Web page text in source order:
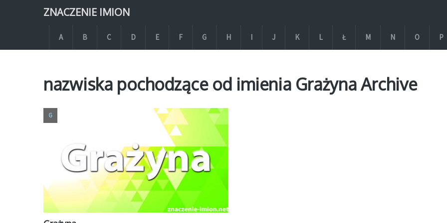
ZNACZENIE IMION
A B C D E F G H I J K L Ł M N O P
nazwiska pochodzące od imienia Grażyna Archive
G